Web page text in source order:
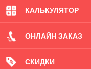
КАЛЬКУЛЯТОР
ОНЛАЙН ЗАКАЗ
СКИДКИ